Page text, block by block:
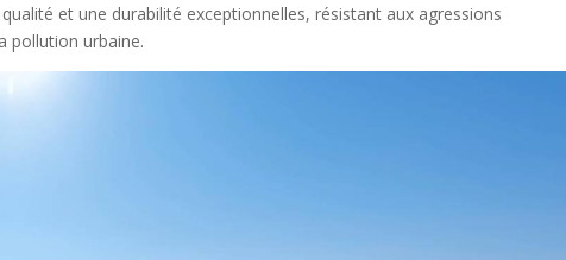
et une durabilité exceptionnelles, résistant aux agressions
pollution urbaine.